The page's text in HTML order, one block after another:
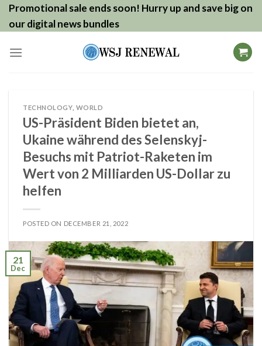
SkipPromotional sale ends soon! Hurry up and save big on
our digital news bundles
TECHNOLOGY, WORLD
US-Präsident Biden bietet an,
Ukaine während des Selenskyj-
Besuchs mit Patriot-Raketen im
Wert von 2 Milliarden US-Dollar zu
helfen
POSTED ON DECEMBER 21, 2022
21
Dec